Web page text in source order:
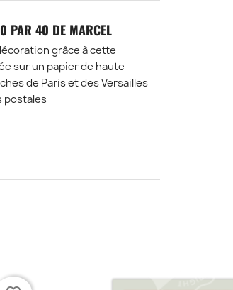
PAR 40 DE MARCEL
grâce à cette
sur un papier de haute
de Paris et des Versailles
postales